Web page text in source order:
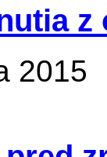
z
2015